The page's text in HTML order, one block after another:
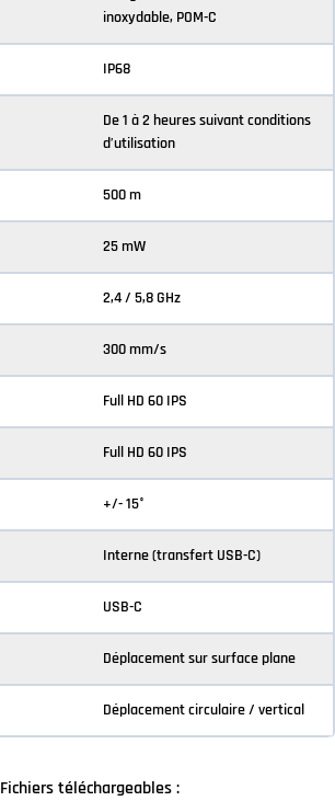
inoxydable, POM-C
IP68
De 1 à 2 heures suivant conditions
d’utilisation
500 m
25 mW
2,4 / 5,8 GHz
300 mm/s
Full HD 60 IPS
Full HD 60 IPS
+/- 15°
Interne (transfert USB-C)
USB-C
Déplacement sur surface plane
Déplacement circulaire / vertical
Fichiers téléchargeables :